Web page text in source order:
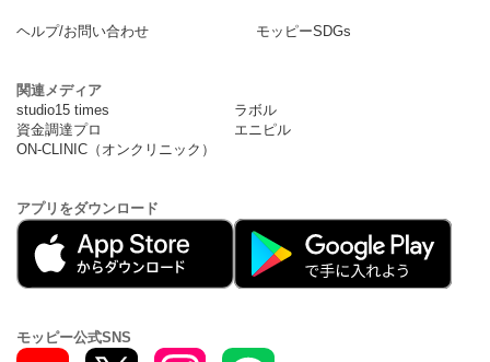
ヘルプ/お問い合わせ モッピーSDGs
関連メディア
studio15 times
ラボル
資金調達プロ
エニピル
ON-CLINIC（オンクリニック）
アプリをダウンロード
モッピー公式SNS